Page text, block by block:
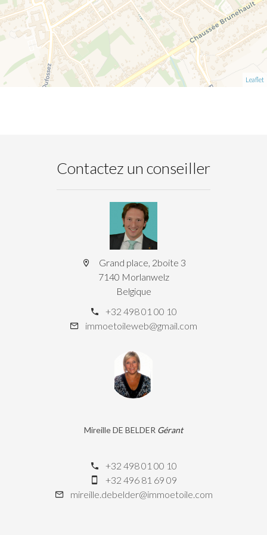
Leaflet
Contactez un conseiller
Grand place, 2boite 3
7140 Morlanwelz
Belgique
+32 498 01 00 10
immoetoileweb@gmail.com
Mireille DE BELDER Gérant
+32 498 01 00 10
+32 496 81 69 09
mireille.debelder@immoetoile.com